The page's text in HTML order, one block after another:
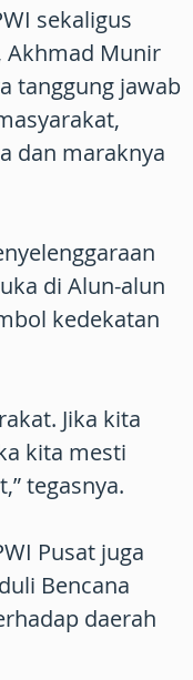
sekaligus
Akhmad Munir
tanggung jawab
dan maraknya
di Alun-alun
kedekatan
Jika kita
kita mesti
tegasnya.
Pusat juga
Bencana
daerah